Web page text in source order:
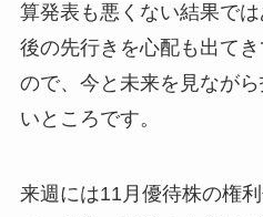
算発表も悪くない結果で
後の先行きを心配も出て
ので、今と未来を見なが
いところです。
来週には11月優待株の権